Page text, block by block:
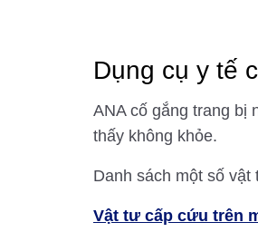
Dụng cụ y tế
ANA cố gắng trang bị
thấy không khỏe.
Danh sách một số
Vật tư cấp cứu trên